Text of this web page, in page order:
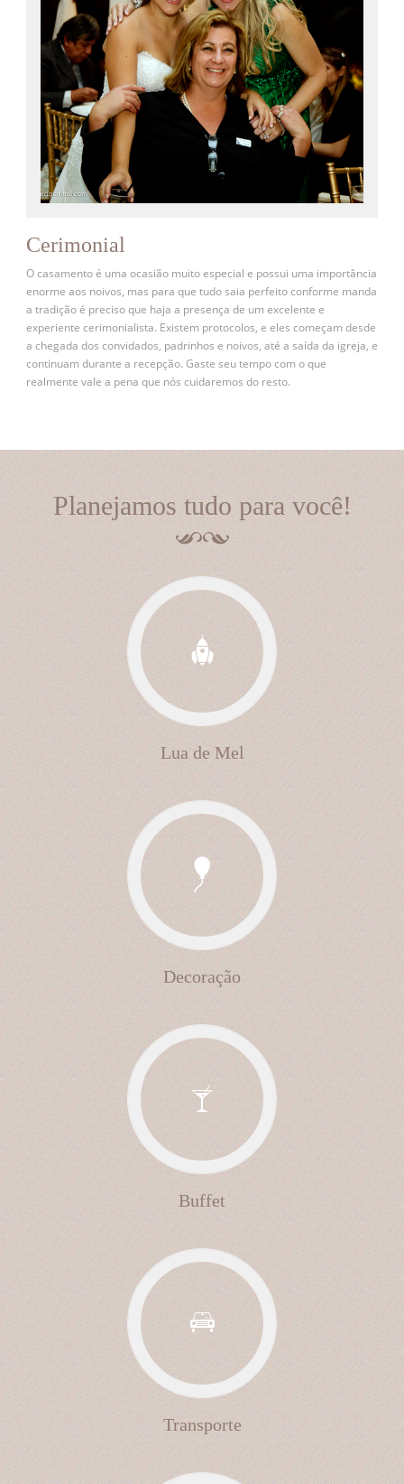
Cerimonial
O casamento é uma ocasião muito especial e possui uma importância
enorme aos noivos, mas para que tudo saia perfeito conforme manda
a tradição é preciso que haja a presença de um excelente e
experiente cerimonialista. Existem protocolos, e eles começam desde
a chegada dos convidados, padrinhos e noivos, até a saída da igreja, e
continuam durante a recepção. Gaste seu tempo com o que
realmente vale a pena que nós cuidaremos do resto.
Planejamos tudo para você!
Lua de Mel
Decoração
Buffet
Transporte